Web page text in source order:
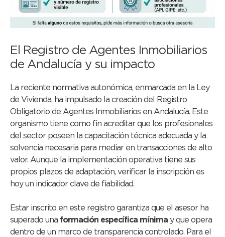
El Registro de Agentes Inmobiliarios
de Andalucía y su impacto
La reciente normativa autonómica, enmarcada en la Ley
de Vivienda, ha impulsado la creación del Registro
Obligatorio de Agentes Inmobiliarios en Andalucía. Este
organismo tiene como fin acreditar que los profesionales
del sector poseen la capacitación técnica adecuada y la
solvencia necesaria para mediar en transacciones de alto
valor. Aunque la implementación operativa tiene sus
propios plazos de adaptación, verificar la inscripción es
hoy un indicador clave de fiabilidad.
Estar inscrito en este registro garantiza que el asesor ha
superado una formación específica mínima y que opera
dentro de un marco de transparencia controlado. Para el